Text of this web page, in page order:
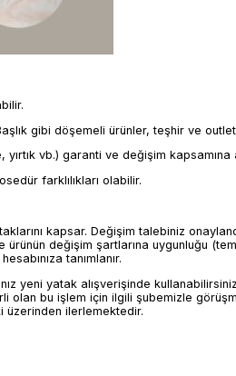
gibi döşemeli ürünler, teşhir ve outlet
vb.) garanti ve değişim kapsamına
farklılıkları olabilir.
kapsar. Değişim talebiniz
ürünün değişim şartlarına uygunluğu
tanımlanır.
yeni yatak alışverişinde
olan bu işlem için ilgili şubemizle
üzerinden ilerlemektedir.